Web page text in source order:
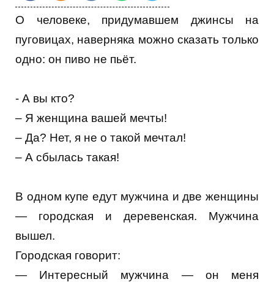
О человеке, придумавшем джинсы на
пуговицах, наверняка можно сказать только
одно: он пиво не пьёт.
- А вы кто?
– Я женщина вашей мечты!
– Да? Нет, я не о такой мечтал!
– А сбылась такая!
В одном купе едут мужчина и две женщины
— городская и деревенская. Мужчина
вышел.
Городская говорит:
— Интересный мужчина — он меня